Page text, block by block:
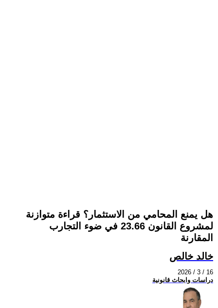
هل يمنع المحامي من الاستثمار؟ قراءة متوازنة
لمشروع القانون 23.66 في ضوء التجارب
المقارنة
خالد خالص
2026 / 3 / 16
دراسات وابحاث قانونية